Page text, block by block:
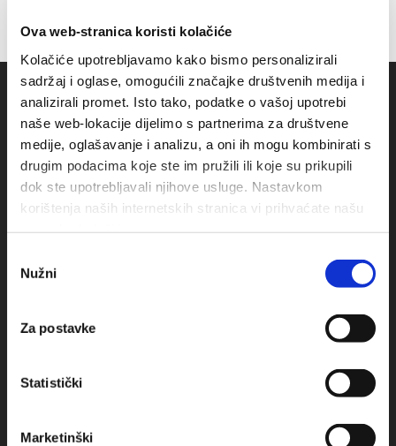
Ova web-stranica koristi kolačiće
Kolačiće upotrebljavamo kako bismo personalizirali
sadržaj i oglase, omogućili značajke društvenih medija i
analizirali promet. Isto tako, podatke o vašoj upotrebi
naše web-lokacije dijelimo s partnerima za društvene
medije, oglašavanje i analizu, a oni ih mogu kombinirati s
drugim podacima koje ste im pružili ili koje su prikupili
dok ste upotrebljavali njihove usluge. Nastavkom
korištenja naših internetskih stranica vi prihvaćate našu
pristanka
Nužni
Za postavke
Statistički
Marketinški
+385(0)21 678754